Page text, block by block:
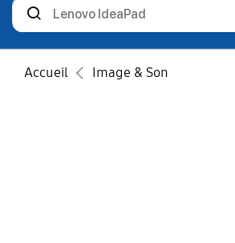
Rechercher
des
produits
Accueil Image & Son